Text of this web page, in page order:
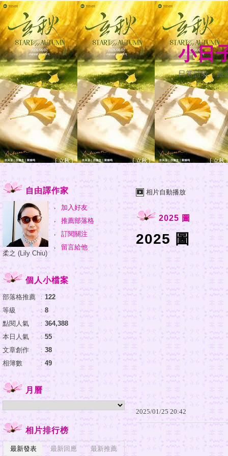
小日
日常詩歌，旅
相片自動播放
2025 圖
2025 圖
2025/01/25 20:42
自由譯作家
加入好友
推薦部落格
訂閱關注
留言給他
柔之 (Lily Chiu)
個人小檔案
部落格推薦 ： 122
等級
： 8
點閱人氣
： 364,388
本日人氣
： 55
文章創作
： 38
相簿數
： 49
月曆
相片排行榜
最新發表 最新回應 最新推薦